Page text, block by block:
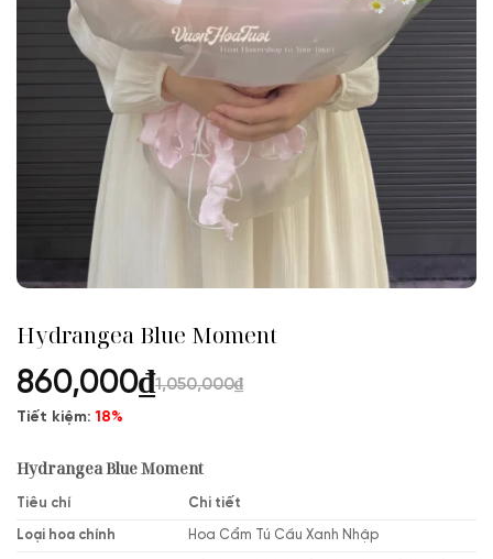
Hydrangea Blue Moment
860,000₫1,050,000₫
Tiết kiệm:18%
Hydrangea Blue Moment
Tiêu chí Chi tiết
Loại hoa chính Hoa Cẩm Tú Cầu Xanh Nhập